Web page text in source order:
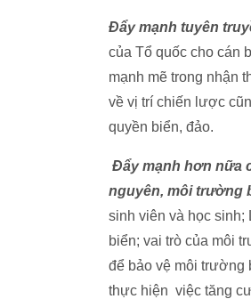
Đẩy mạnh tuyên
của Tổ quốc cho cán
mạnh mẽ trong nhận
về vị trí chiến lược
quyền biển, đảo.
Đẩy mạnh hơn nữa
nguyên, môi trường
sinh viên và học sinh;
biển; vai trò của môi
để bảo vệ môi trường
thực hiện việc tăng